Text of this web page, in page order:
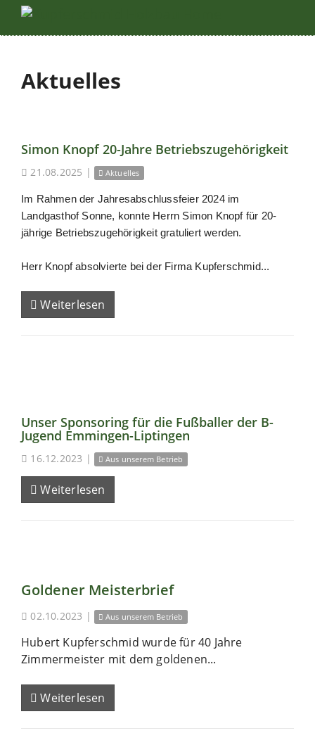
Aktuelles
Simon Knopf 20-Jahre Betriebszugehörigkeit
21.08.2025 | Aktuelles
Im Rahmen der Jahresabschlussfeier 2024 im
Landgasthof Sonne, konnte Herrn Simon Knopf für 20-
jährige Betriebszugehörigkeit gratuliert werden.
Herr Knopf absolvierte bei der Firma Kupferschmid...
Weiterlesen
Unser Sponsoring für die Fußballer der B-
Jugend Emmingen-Liptingen
16.12.2023 | Aus unserem Betrieb
Weiterlesen
Goldener Meisterbrief
02.10.2023 | Aus unserem Betrieb
Hubert Kupferschmid wurde für 40 Jahre
Zimmermeister mit dem goldenen...
Weiterlesen